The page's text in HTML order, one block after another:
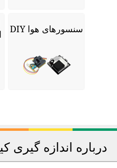
سنسورهای هوا DIY
درباره اندازه گیری